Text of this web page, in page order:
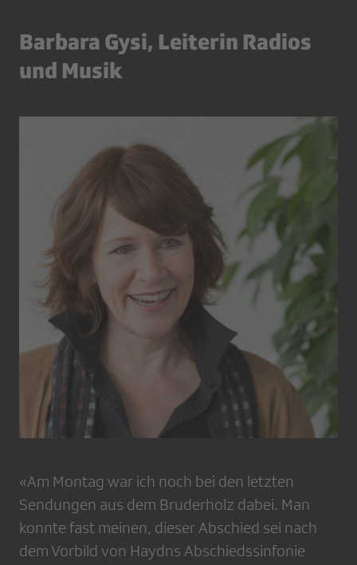
Barbara Gysi, Leiterin Radios
und Musik
«Am Montag war ich noch bei den letzten
Sendungen aus dem Bruderholz dabei. Man
konnte fast meinen, dieser Abschied sei nach
dem Vorbild von Haydns Abschiedssinfonie